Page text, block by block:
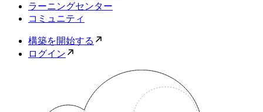
ラーニングセンター
コミュニティ
構築を開始する
ログイン